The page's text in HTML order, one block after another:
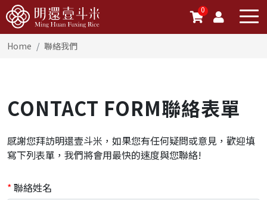
0
Home 聯絡我們
CONTACT FORM聯絡表單
感謝您拜訪明還壹斗米，如果您有任何疑問或意見，歡迎填
寫下列表單，我們將會用最快的速度與您聯絡!
*聯絡姓名